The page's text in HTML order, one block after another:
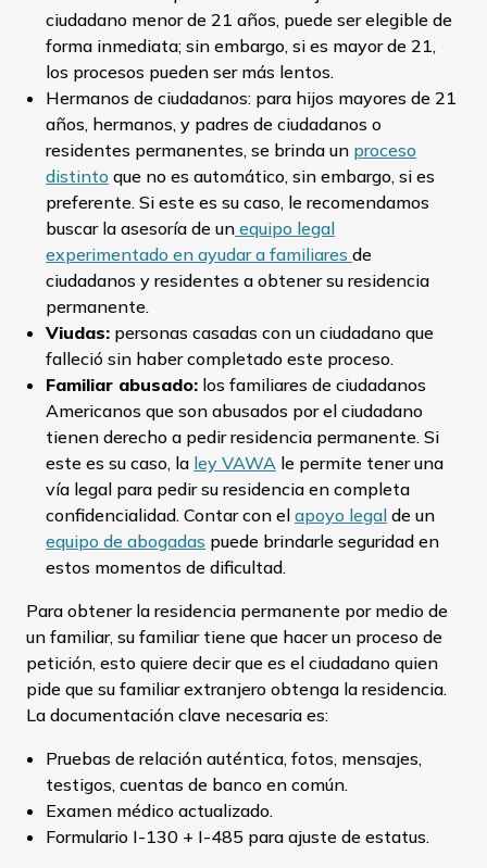
ciudadano menor de 21 años, puede ser elegible de
forma inmediata; sin embargo, si es mayor de 21,
los procesos pueden ser más lentos.
Hermanos de ciudadanos: para hijos mayores de 21
años, hermanos, y padres de ciudadanos o
residentes permanentes, se brinda un proceso
distinto que no es automático, sin embargo, si es
preferente. Si este es su caso, le recomendamos
buscar la asesoría de un equipo legal
experimentado en ayudar a familiares de
ciudadanos y residentes a obtener su residencia
permanente.
Viudas: personas casadas con un ciudadano que
falleció sin haber completado este proceso.
Familiar abusado: los familiares de ciudadanos
Americanos que son abusados por el ciudadano
tienen derecho a pedir residencia permanente. Si
este es su caso, la ley VAWA le permite tener una
vía legal para pedir su residencia en completa
confidencialidad. Contar con el apoyo legal de un
equipo de abogadas puede brindarle seguridad en
estos momentos de dificultad.
Para obtener la residencia permanente por medio de
un familiar, su familiar tiene que hacer un proceso de
petición, esto quiere decir que es el ciudadano quien
pide que su familiar extranjero obtenga la residencia.
La documentación clave necesaria es:
Pruebas de relación auténtica, fotos, mensajes,
testigos, cuentas de banco en común.
Examen médico actualizado.
Formulario I-130 + I-485 para ajuste de estatus.